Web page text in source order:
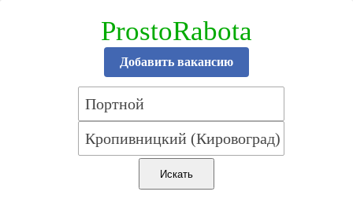
ProstoRabota
Добавить вакансию